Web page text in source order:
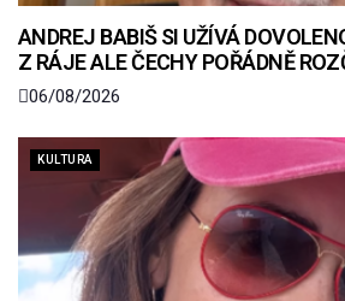
ANDREJ BABIŠ SI UŽÍVÁ
Z RÁJE ALE ČECHY POŘÁDNĚ
06/08/2026
KULTURA